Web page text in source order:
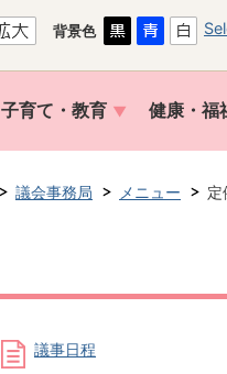
背景色
子育て・教育 健康・福
議会事務局 メニュー 定
議事日程